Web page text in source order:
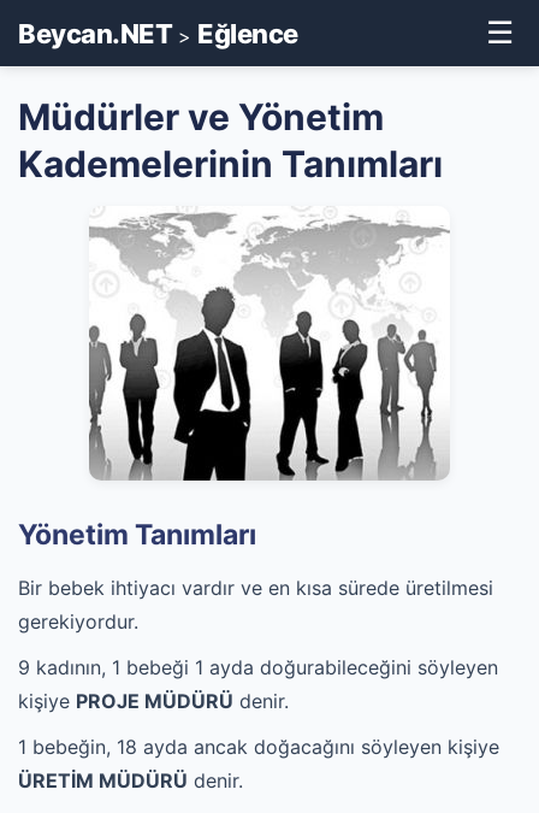
Beycan.NET> Eğlence ☰
Müdürler ve Yönetim
Kademelerinin Tanımları
Yönetim Tanımları
Bir bebek ihtiyacı vardır ve en kısa sürede üretilmesi
gerekiyordur.
9 kadının, 1 bebeği 1 ayda doğurabileceğini söyleyen
kişiye PROJE MÜDÜRÜ denir.
1 bebeğin, 18 ayda ancak doğacağını söyleyen kişiye
ÜRETİM MÜDÜRÜ denir.